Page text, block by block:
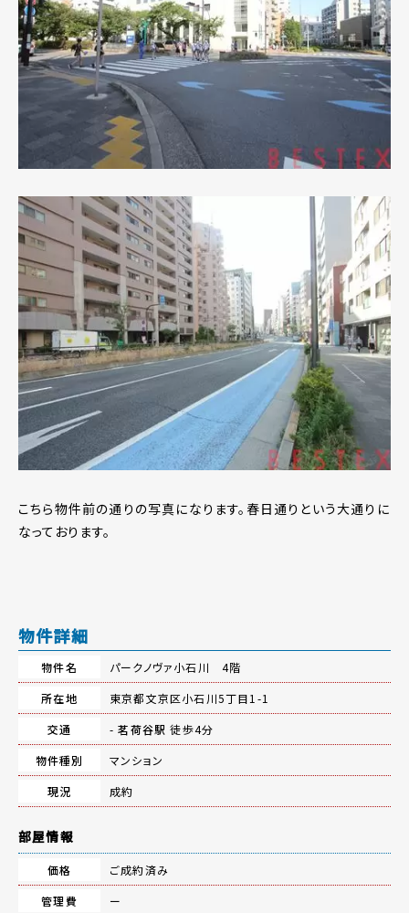
こちら物件前の通りの写真になります。春日通りという大通りに
なっております。
物件詳細
物件名
パークノヴァ小石川 4階
所在地
東京都文京区小石川5丁目1-1
交通
-茗荷谷駅 徒歩4分
物件種別
マンション
現況
成約
部屋情報
価格
ご成約済み
管理費
ー